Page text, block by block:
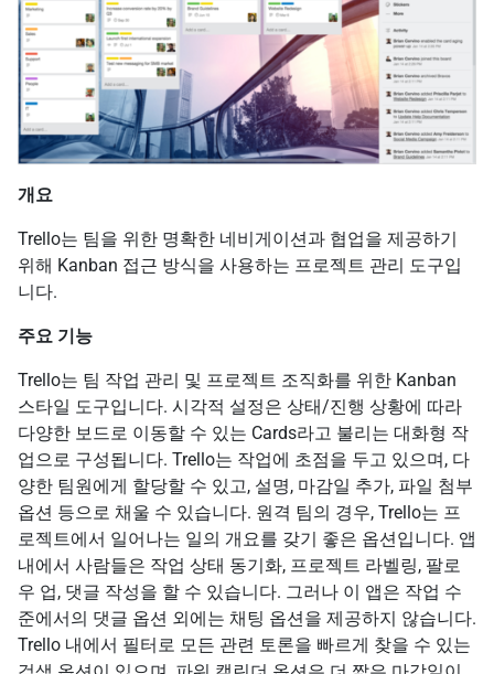
개요
Trello는 팀을 위한 명확한 네비게이션과 협업을 제공하기
위해 Kanban 접근 방식을 사용하는 프로젝트 관리 도구입
니다.
주요 기능
Trello는 팀 작업 관리 및 프로젝트 조직화를 위한 Kanban
스타일 도구입니다. 시각적 설정은 상태/진행 상황에 따라
다양한 보드로 이동할 수 있는 Cards라고 불리는 대화형 작
업으로 구성됩니다. Trello는 작업에 초점을 두고 있으며, 다
양한 팀원에게 할당할 수 있고, 설명, 마감일 추가, 파일 첨부
옵션 등으로 채울 수 있습니다. 원격 팀의 경우, Trello는 프
로젝트에서 일어나는 일의 개요를 갖기 좋은 옵션입니다. 앱
내에서 사람들은 작업 상태 동기화, 프로젝트 라벨링, 팔로
우 업, 댓글 작성을 할 수 있습니다. 그러나 이 앱은 작업 수
준에서의 댓글 옵션 외에는 채팅 옵션을 제공하지 않습니다.
Trello 내에서 필터로 모든 관련 토론을 빠르게 찾을 수 있는